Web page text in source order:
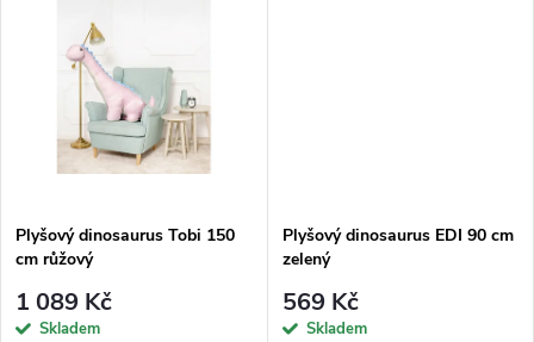
ů
Plyšový dinosaurus Tobi 150
cm růžový
1 089 Kč
Skladem
Plyšový dinosaurus EDI 90 cm
zelený
569 Kč
Skladem